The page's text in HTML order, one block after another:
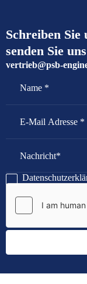
Schreiben
senden Sie
vertrieb@psb-